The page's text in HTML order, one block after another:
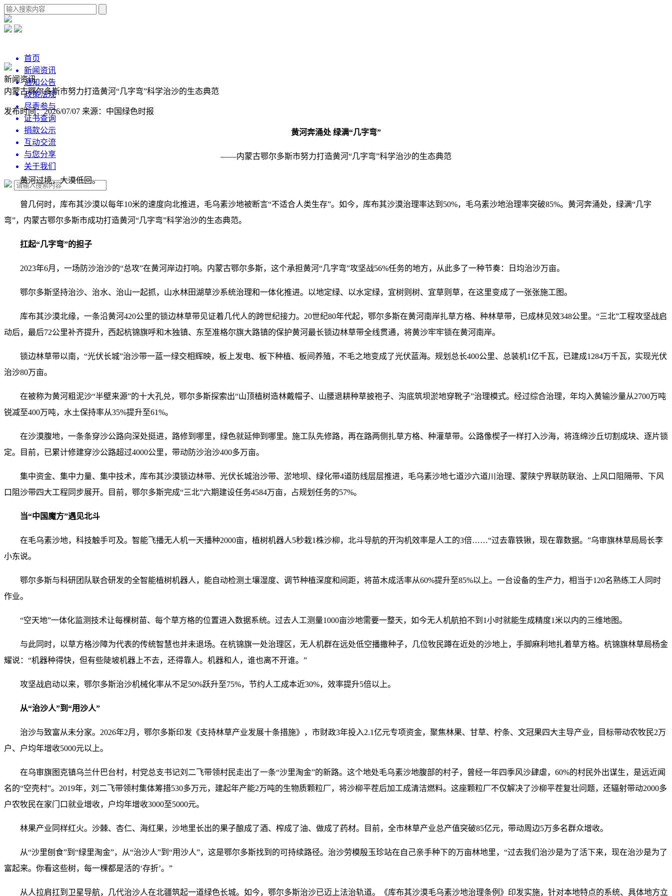
首页
新闻资讯
通知公告
政策法规
尽责参与
证书查询
捐款公示
互动交流
与您分享
关于我们
新闻资讯
内蒙古鄂尔多斯市努力打造黄河“几字弯”科学治沙的生态典范
发布时间：2026/07/07 来源：中国绿色时报
黄河奔涌处 绿满“几字弯”
——内蒙古鄂尔多斯市努力打造黄河“几字弯”科学治沙的生态典范
黄河过境，大漠低回。
曾几何时，库布其沙漠以每年10米的速度向北推进，毛乌素沙地被断言“不适合人类生存”。如今，库布其沙漠治理率达到50%，毛乌素沙地治理率突破85%。黄河奔涌处，绿满“几字
弯”，内蒙古鄂尔多斯市成功打造黄河“几字弯”科学治沙的生态典范。
扛起“几字弯”的担子
2023年6月，一场防沙治沙的“总攻”在黄河岸边打响。内蒙古鄂尔多斯，这个承担黄河“几字弯”攻坚战56%任务的地方，从此多了一种节奏：日均治沙万亩。
鄂尔多斯坚持治沙、治水、治山一起抓，山水林田湖草沙系统治理和一体化推进。以地定绿、以水定绿，宜树则树、宜草则草，在这里变成了一张张施工图。
库布其沙漠北缘，一条沿黄河420公里的锁边林草带见证着几代人的跨世纪接力。20世纪80年代起，鄂尔多斯在黄河南岸扎草方格、种林草带，已成林见效348公里。“三北”工程攻坚战启
动后，最后72公里补齐提升，西起杭锦旗呼和木独镇、东至准格尔旗大路镇的保护黄河最长锁边林草带全线贯通，将黄沙牢牢锁在黄河南岸。
锁边林草带以南，“光伏长城”治沙带一蓝一绿交相辉映，板上发电、板下种植、板间养殖，不毛之地变成了光伏蓝海。规划总长400公里、总装机1亿千瓦，已建成1284万千瓦，实现光伏
治沙80万亩。
在被称为黄河粗泥沙“半壁来源”的十大孔兑，鄂尔多斯探索出“山顶植树造林戴帽子、山腰退耕种草披袍子、沟底筑坝淤地穿靴子”治理模式。经过综合治理，年均入黄输沙量从2700万吨
锐减至400万吨，水土保持率从35%提升至61%。
在沙漠腹地，一条条穿沙公路向深处挺进，路修到哪里，绿色就延伸到哪里。施工队先修路，再在路两侧扎草方格、种灌草带。公路像楔子一样打入沙海，将连绵沙丘切割成块、逐片锁
定。目前，已累计修建穿沙公路超过4000公里，带动防沙治沙400多万亩。
集中资金、集中力量、集中技术，库布其沙漠锁边林带、光伏长城治沙带、淤地坝、绿化带4道防线层层推进，毛乌素沙地七道沙六道川治理、蒙陕宁界联防联治、上风口阻隔带、下风
口阻沙带四大工程同步展开。目前，鄂尔多斯完成“三北”六期建设任务4584万亩，占规划任务的57%。
当“中国魔方”遇见北斗
在毛乌素沙地，科技触手可及。智能飞播无人机一天播种2000亩，植树机器人5秒栽1株沙柳，北斗导航的开沟机效率是人工的3倍……“过去靠铁锹，现在靠数据。”乌审旗林草局局长李
小东说。
鄂尔多斯与科研团队联合研发的全智能植树机器人，能自动检测土壤湿度、调节种植深度和间距，将苗木成活率从60%提升至85%以上。一台设备的生产力，相当于120名熟练工人同时
作业。
“空天地”一体化监测技术让每棵树苗、每个草方格的位置进入数据系统。过去人工测量1000亩沙地需要一整天，如今无人机航拍不到1小时就能生成精度1米以内的三维地图。
与此同时，以草方格沙障为代表的传统智慧也并未退场。在杭锦旗一处治理区，无人机群在远处低空播撒种子，几位牧民蹲在近处的沙地上，手脚麻利地扎着草方格。杭锦旗林草局杨金
耀说：“机器种得快，但有些陡坡机器上不去，还得靠人。机器和人，谁也离不开谁。”
攻坚战启动以来，鄂尔多斯治沙机械化率从不足50%跃升至75%，节约人工成本近30%，效率提升5倍以上。
从“治沙人”到“用沙人”
治沙与致富从未分家。2026年2月，鄂尔多斯印发《支持林草产业发展十条措施》，市财政3年投入2.1亿元专项资金，聚焦林果、甘草、柠条、文冠果四大主导产业，目标带动农牧民2万
户、户均年增收5000元以上。
在乌审旗图克镇乌兰什巴台村，村党总支书记刘二飞带领村民走出了一条“沙里淘金”的新路。这个地处毛乌素沙地腹部的村子，曾经一年四季风沙肆虐，60%的村民外出谋生，是远近闻
名的“空壳村”。2019年，刘二飞带领村集体筹措530多万元，建起年产能2万吨的生物质颗粒厂，将沙柳平茬后加工成清洁燃料。这座颗粒厂不仅解决了沙柳平茬复壮问题，还辐射带动2000多
户农牧民在家门口就业增收，户均年增收3000至5000元。
林果产业同样红火。沙棘、杏仁、海红果，沙地里长出的果子酿成了酒、榨成了油、做成了药材。目前，全市林草产业总产值突破85亿元，带动周边5万多名群众增收。
从“沙里刨食”到“绿里淘金”，从“治沙人”到“用沙人”，这是鄂尔多斯找到的可持续路径。治沙劳模殷玉珍站在自己亲手种下的万亩林地里，“过去我们治沙是为了活下来，现在治沙是为了
富起来。你看这些树，每一棵都是活的‘存折’。”
从人拉肩扛到卫星导航，几代治沙人在北疆筑起一道绿色长城。如今，鄂尔多斯治沙已迈上法治轨道。《库布其沙漠毛乌素沙地治理条例》印发实施，针对本地特点的系统、具体地方立